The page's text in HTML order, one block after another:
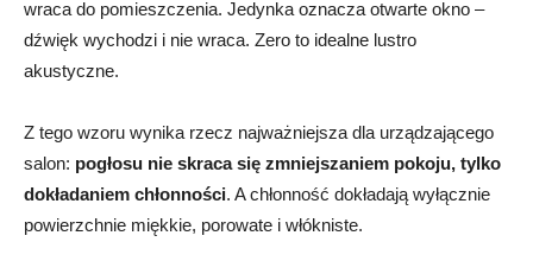
wraca do pomieszczenia. Jedynka oznacza otwarte okno –
dźwięk wychodzi i nie wraca. Zero to idealne lustro
akustyczne.
Z tego wzoru wynika rzecz najważniejsza dla urządzającego
salon: pogłosu nie skraca się zmniejszaniem pokoju, tylko
dokładaniem chłonności. A chłonność dokładają wyłącznie
powierzchnie miękkie, porowate i włókniste.